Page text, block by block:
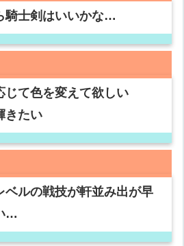
騎士剣はいいかな…
じて色を変えて欲しい
きたい
ベルの戦技が軒並み出が早
…